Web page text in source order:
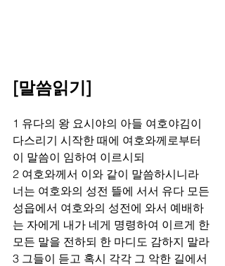
[말씀읽기]
1 유다의 왕 요시야의 아들 여호야김이
다스리기 시작한 때에 여호와께로부터
이 말씀이 임하여 이르시되
2 여호와께서 이와 같이 말씀하시니라
너는 여호와의 성전 뜰에 서서 유다 모든
성읍에서 여호와의 성전에 와서 예배하
는 자에게 내가 네게 명령하여 이르게 한
모든 말을 전하되 한 마디도 감하지 말라
3 그들이 듣고 혹시 각각 그 악한 길에서